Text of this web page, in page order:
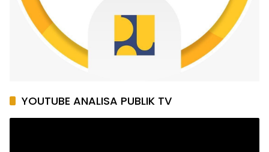
YOUTUBE ANALISA PUBLIK TV